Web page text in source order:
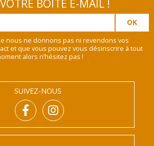
BOÎTE E-MAIL !
nous ne donnons pas ni revendons vos
et que vous pouvez vous désinscrire à tout
alors n’hésitez pas !
SUIVEZ-NOUS